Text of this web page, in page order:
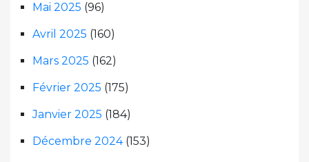
Mai 2025 (96)
Avril 2025 (160)
Mars 2025 (162)
Février 2025 (175)
Janvier 2025 (184)
Décembre 2024(153)